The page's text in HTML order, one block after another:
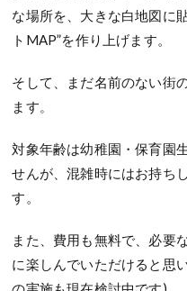
な場所を、大きな白地図に
トMAP”を作り上げます。
そして、まだ名前のない街
ます。
対象年齢は幼稚園・保育園
せんが、混雑時にはお持ち
す。
また、費用も無料で、必要
に楽しんでいただけると思